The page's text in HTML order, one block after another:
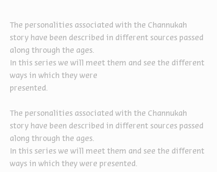
The personalities associated with the Channukah
story have been described in different sources passed
along through the ages.
In this series we will meet them and see the different
ways in which they were
presented.
The personalities associated with the Channukah
story have been described in different sources passed
along through the ages.
In this series we will meet them and see the different
ways in which they were presented.